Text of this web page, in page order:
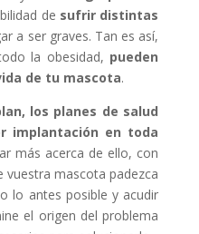
de sufrir distintas
a ser graves. Tan es así,
la obesidad, pueden
de tu mascota.
, los planes de salud
implantación en toda
más acerca de ello, con
vuestra mascota padezca
lo antes posible y acudir
el origen del problema